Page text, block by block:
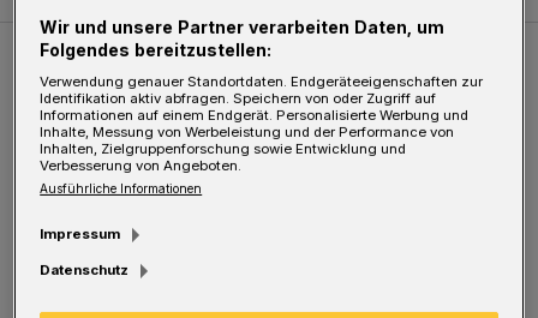
Weitere Bilderstrecken
Sommer in der Elberfelder City
Wir und unsere Partner verarbeiten Daten, um
Folgendes bereitzustellen:
Verwendung genauer Standortdaten. Endgeräteeigenschaften zur
Identifikation aktiv abfragen. Speichern von oder Zugriff auf
Informationen auf einem Endgerät. Personalisierte Werbung und
Inhalte, Messung von Werbeleistung und der Performance von
Inhalten, Zielgruppenforschung sowie Entwicklung und
Verbesserung von Angeboten.
Ausführliche Informationen
Impressum
Datenschutz